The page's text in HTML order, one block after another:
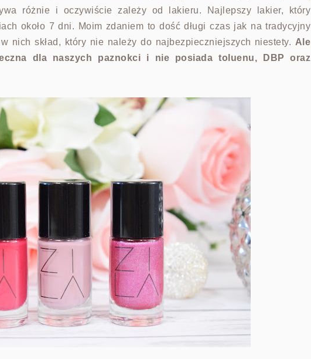
różnie i oczywiście zależy od lakieru. Najlepszy lakier,
który
około 7 dni. Moim zdaniem to dość długi czas jak na tradycyjny
nich skład, który nie należy do najbezpieczniejszych niestety. Ale
dla naszych paznokci i nie posiada toluenu, DBP oraz